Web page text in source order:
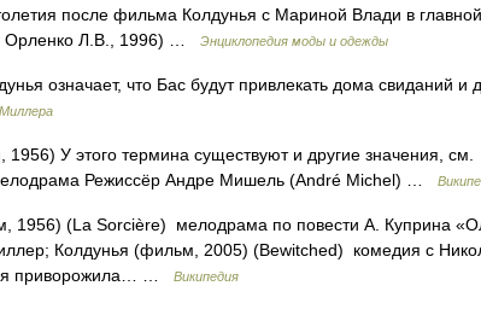
после фильма Колдунья с Мариной Влади в
Орленко Л.В., 1996) …
Энциклопедия моды и одежды
означает, что Бас будут привлекать дома свиданий и
У этого термина существуют и другие значения, см.
Режиссёр Андре Мишель (André Michel) …
1956) (La Sorcière) мелодрама по повести А. Куприна
Колдунья (фильм, 2005) (Bewitched) комедия с
приворожила… …
Википедия